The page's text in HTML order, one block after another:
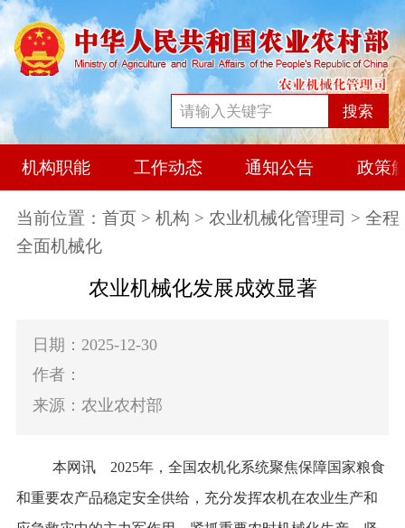
搜索
机构职能 工作动态 通知公告 政策
当前位置： 首页 > 机构 > 农业机械化管理司 > 全程
全面机械化
农业机械化发展成效显著
日期：2025-12-30
作者：
来源：农业农村部
本网讯
2025年，全国农机化系统聚焦保障国家粮食
和重要农产品稳定安全供给，充分发挥农机在农业生产和